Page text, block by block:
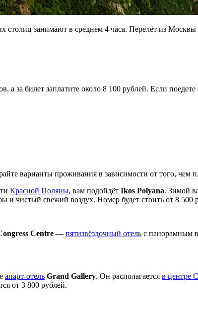
занимают в среднем 4 часа. Перелёт из Москвы
за билет заплатите около 8 100 рублей. Если
варианты проживания в зависимости от того, чем
Красной Поляны, вам подойдёт Ikos Polyana. Зимой
чистый свежий воздух. Номер будет стоить от 8 500
Centre — пятизвёздочный отель с панорамным
апарт-отель Grand Gallery. Он располагается в центре
от 3 800 рублей.